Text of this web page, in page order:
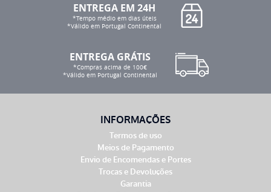
ENTREGA EM 24H
*Tempo médio em dias úteis
*Válido em Portugal Continental
ENTREGA GRÁTIS
*Compras acima de 100€
*Válido em Portugal Continental
INFORMAÇÕES
Termos de uso
Meios de Pagamento
Envio de Encomendas e Portes
Trocas e Devoluções
Garantia